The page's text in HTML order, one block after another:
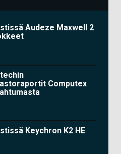
Audeze Maxwell 2
Computex
Keychron K2 HE